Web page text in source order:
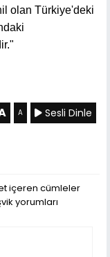
olan Türkiye'deki
A Sesli Dinle
içeren cümleler
yorumları